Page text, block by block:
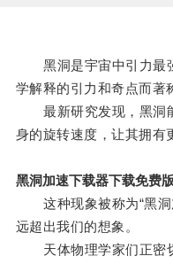
黑洞是宇宙中引力最
学解释的引力和奇点而著
最新研究发现，黑洞
身的旋转速度，让其拥有
黑洞加速下载器下载免费
这种现象被称为“黑洞
远超出我们的想象。
天体物理学家们正密